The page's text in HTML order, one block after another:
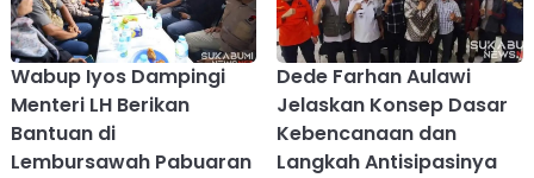
Wabup Iyos Dampingi
Menteri LH Berikan
Bantuan di
Lembursawah Pabuaran
Dede Farhan Aulawi
Jelaskan Konsep Dasar
Kebencanaan dan
Langkah Antisipasinya